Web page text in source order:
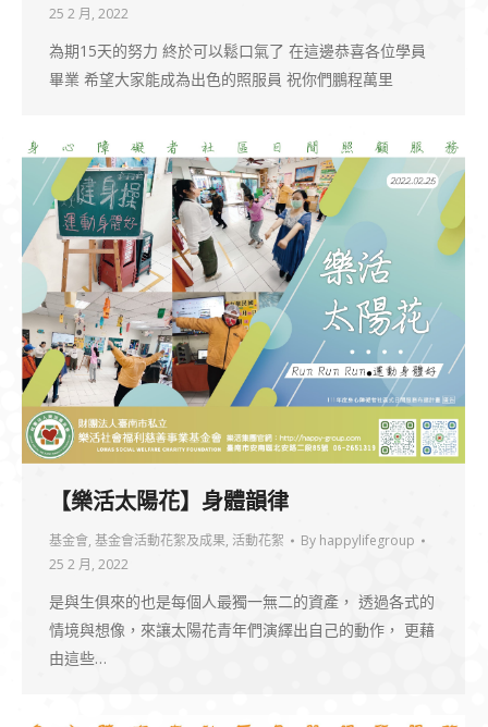
25 2 月, 2022
為期15天的努力 終於可以鬆口氣了 在這邊恭喜各位學員
畢業 希望大家能成為出色的照服員 祝你們鵬程萬里
【樂活太陽花】身體韻律
基金會, 基金會活動花絮及成果, 活動花絮 By happylifegroup
25 2 月, 2022
是與生俱來的也是每個人最獨一無二的資產， 透過各式的
情境與想像，來讓太陽花青年們演繹出自己的動作， 更藉
由這些…